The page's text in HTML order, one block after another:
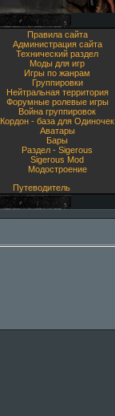
Правила сайта
Администрация сайта
Технический раздел
Моды для игр
Игры по жанрам
Группировки
Нейтральная территория
Форумные ролевые игры
Война группировок
Кордон - база для Одиночек
Аватары
Бары
Раздел - Sigerous
Sigerous Mod
Модостроение
Путеводитель